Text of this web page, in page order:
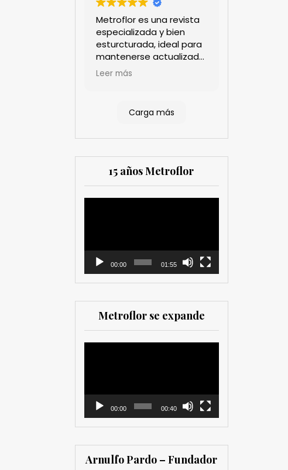
Metroflor es una revista
especializada y bien
esturcturada, ideal para
mantenerse actualizado
en el sector floricultor.
estratégica, las
sector así como los
cubrimientos de los
eventos sociales de las
compañías. Es una
que trabajan en el sector
Leer más
Carga más
15 años Metroflor
00:00 01:55
Metroflor se expande
00:00 00:40
Arnulfo Pardo – Fundador